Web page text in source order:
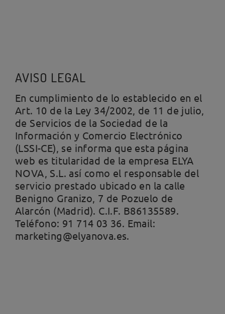
AVISO LEGAL
En cumplimiento de lo establecido en el
Art. 10 de la Ley 34/2002, de 11 de julio,
de Servicios de la Sociedad de la
Información y Comercio Electrónico
(LSSI-CE), se informa que esta página
web es titularidad de la empresa ELYA
NOVA, S.L. así como el responsable del
servicio prestado ubicado en la calle
Benigno Granizo, 7 de Pozuelo de
Alarcón (Madrid). C.I.F. B86135589.
Teléfono: 91 714 03 36. Email:
marketing@elyanova.es.